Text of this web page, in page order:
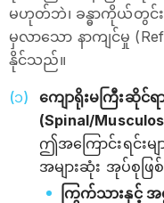
မဟုတ်ဘဲ၊ ခန္ဓာကိုယ်တွင်း
မှလာသော နာကျင်မှု
နိုင်သည်။
ကျောရိုးမကြီးဆိုင်ရ
(Spinal/
ဤအကြောင်းရင်းမ
အများဆုံး အုပ်စုဖ
ကြွက်သားနှင့် အ